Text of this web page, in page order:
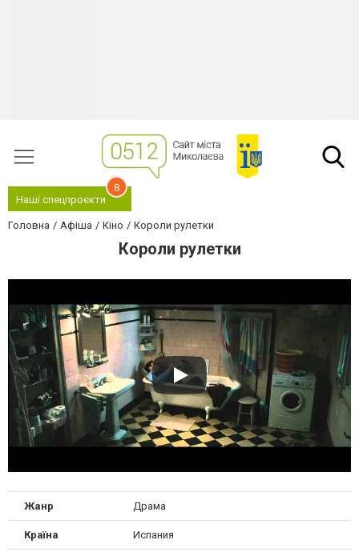
Наші спецпроєкти
8
Головна Афіша Кіно Короли рулетки
Короли рулетки
Жанр Драма
Країна Испания